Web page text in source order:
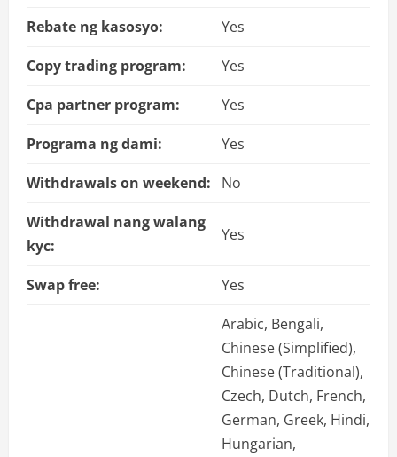
Rebate ng kasosyo:
Yes
Copy trading program:
Yes
Cpa partner program:
Yes
Programa ng dami:
Yes
Withdrawals on weekend:
No
Withdrawal nang walang
kyc:
Yes
Swap free: Yes
Arabic, Bengali,
Chinese (Simplified),
Chinese (Traditional),
Czech, Dutch, French,
German, Greek, Hindi,
Hungarian,